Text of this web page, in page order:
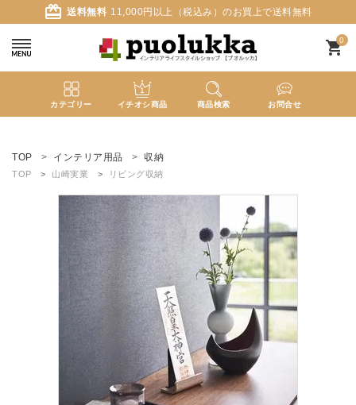
card_giftcard 送料無料 11,000円以上（税込み）のお買上で送料無料
0
shopping_cart
カテゴリー イチオシ商品 商品検索 お問合せ
ようこそ ゲスト 様
ログイン person 新規会員登録
search
カテゴリーから探す
TOP インテリア用品 収納
TOP 山崎実業 リビング収納